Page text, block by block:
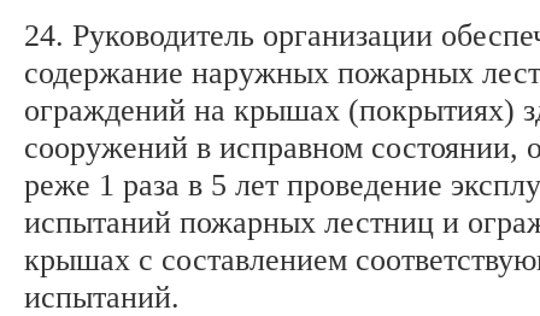
24. Руководитель организации
содержание наружных пожарных
ограждений на крышах (покрытиях)
сооружений в исправном состоянии,
реже 1 раза в 5 лет проведение
испытаний пожарных лестниц и
крышах с составлением
испытаний.